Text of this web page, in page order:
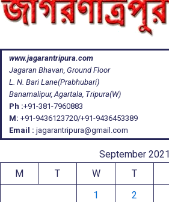
www.jagarantripura.com
Jagaran Bhavan, Ground Floor
L. N. Bari Lane(Prabhubari)
Banamalipur, Agartala, Tripura(W)
Ph :+91-381-7960883
M: +91-9436123720/+91-9436453389
Email : jagarantripura@gmail.com
September 2021
M
T W T
1
2